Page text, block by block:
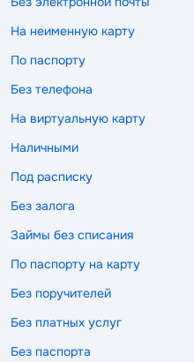
На неименную карту
По паспорту
Без телефона
На виртуальную карту
Наличными
Под расписку
Без залога
Займы без списания
По паспорту на карту
Без поручителей
Без платных услуг
Без паспорта